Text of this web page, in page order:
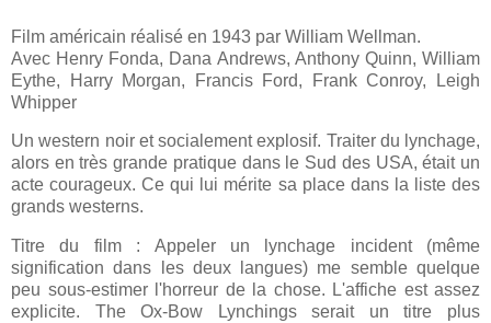
Film américain réalisé en 1943 par William Wellman.
Avec Henry Fonda, Dana Andrews, Anthony Quinn, William
Eythe, Harry Morgan, Francis Ford, Frank Conroy, Leigh
Whipper
Un western noir et socialement explosif. Traiter du lynchage,
alors en très grande pratique dans le Sud des USA, était un
acte courageux. Ce qui lui mérite sa place dans la liste des
grands westerns.
Titre du film : Appeler un lynchage incident (même
signification dans les deux langues) me semble quelque
peu sous-estimer l'horreur de la chose. L'affiche est assez
explicite. The Ox-Bow Lynchings serait un titre plus